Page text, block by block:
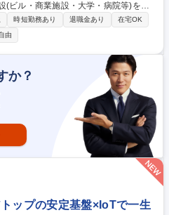
(ビル・商業施設・大学・病院等)を保
契約、省エネ及びカーボンニュートラ
案をリード頂きます。 ■フロン
案・契約締結を担う ■同部署内のソリ
用途や運用状況を踏まえた省エネや
使用実態の整理、ソリューション提案
とめ、社内関係部署との調整をリー
当(10企業程度/人)し、長期的な関係構
時短勤務あり 退職金あり
在宅OK
由
か？
ップの安定基盤×IoTで一生